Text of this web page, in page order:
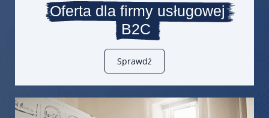
Oferta dla firmy usługowej
B2C
Sprawdź